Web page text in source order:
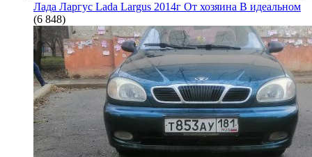
Лада Ларгус Lada Largus 2014г От хозяина В идеальном
(6 848)